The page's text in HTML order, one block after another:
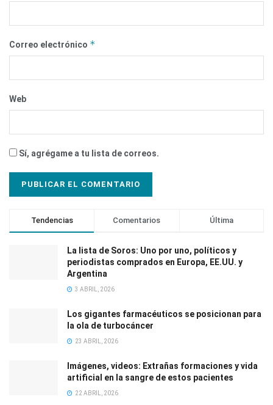
Correo electrónico *
Web
Sí, agrégame a tu lista de correos.
Tendencias Comentarios Última
La lista de Soros: Uno por uno, políticos y
periodistas comprados en Europa, EE.UU. y
Argentina
3 ABRIL, 2026
Los gigantes farmacéuticos se posicionan para
la ola de turbocáncer
23 ABRIL, 2026
Imágenes, videos: Extrañas formaciones y vida
artificial en la sangre de estos pacientes
22 ABRIL, 2026